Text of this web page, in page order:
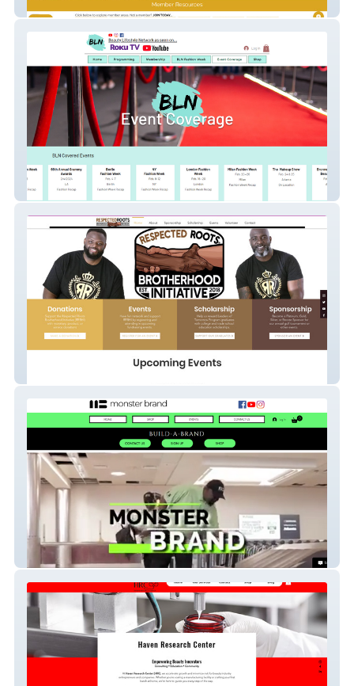
Beauty Lifestyle Network
Respected Root's Brotherhood Initiative
Monster Brand